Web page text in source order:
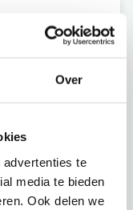
Over
te
media te bieden
Ook delen we